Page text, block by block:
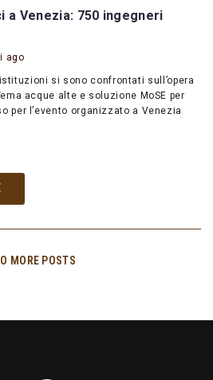
a Venezia: 750 ingegneri
ago
si sono confrontati sull’opera
acque alte e soluzione MoSE per
per l’evento organizzato a Venezia
MORE POSTS